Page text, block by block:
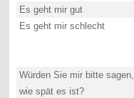
Es geht mir gut
Es geht mir schlecht
Würden Sie mir bitte sagen,
wie spät es ist?